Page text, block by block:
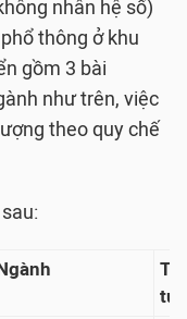
nhân hệ số)
thông ở khu
gồm 3 bài
như trên, việc
theo quy chế
Tổ